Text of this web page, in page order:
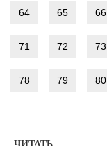
64 65 66
71 72 73
78 79 80